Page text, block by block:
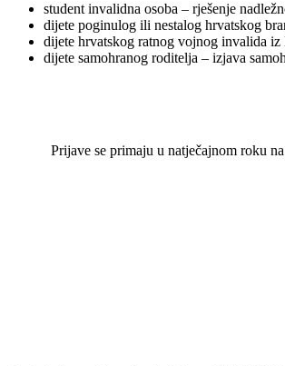
student invalidna osoba – rješenje
dijete poginulog ili nestalog hrvatskog
dijete hrvatskog ratnog vojnog invalida
dijete samohranog roditelja – izjava
Prijave se primaju u natječajnom roku na